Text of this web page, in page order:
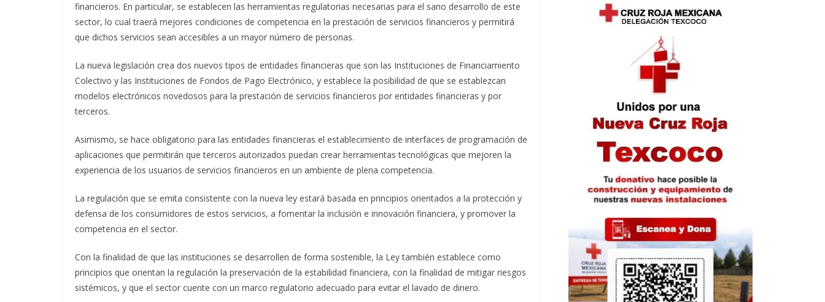
financieros. En particular, se establecen las herramientas regulatorias necesarias para el sano desarrollo de este
sector, lo cual traerá mejores condiciones de competencia en la prestación de servicios financieros y permitirá
que dichos servicios sean accesibles a un mayor número de personas.
La nueva legislación crea dos nuevos tipos de entidades financieras que son las Instituciones de Financiamiento
Colectivo y las Instituciones de Fondos de Pago Electrónico, y establece la posibilidad de que se establezcan
modelos electrónicos novedosos para la prestación de servicios financieros por entidades financieras y por
terceros.
Asimismo, se hace obligatorio para las entidades financieras el establecimiento de interfaces de programación de
aplicaciones que permitirán que terceros autorizados puedan crear herramientas tecnológicas que mejoren la
experiencia de los usuarios de servicios financieros en un ambiente de plena competencia.
La regulación que se emita consistente con la nueva ley estará basada en principios orientados a la protección y
defensa de los consumidores de estos servicios, a fomentar la inclusión e innovación financiera, y promover la
competencia en el sector.
Con la finalidad de que las instituciones se desarrollen de forma sostenible, la Ley también establece como
principios que orientan la regulación la preservación de la estabilidad financiera, con la finalidad de mitigar riesgos
sistémicos, y que el sector cuente con un marco regulatorio adecuado para evitar el lavado de dinero.